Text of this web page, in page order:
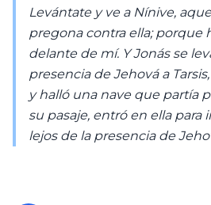
Levántate y ve a Nínive,
pregona contra ella; porque
delante de mí. Y Jonás se
presencia de Jehová a
y halló una nave que partía
su pasaje, entró en ella para
lejos de la presencia de